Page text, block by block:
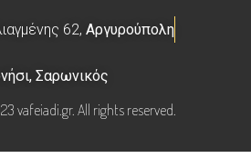
62,Αργυρούπολη
Σαρωνικός
vafeiadi.gr. All rights reserved.